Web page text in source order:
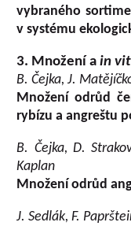
vybraného
v systému
3. Množení ain
B. Čejka, J.
Množení odrůd
rybízu a angreštu
B. Čejka, D.
Kaplan
Množení odrůd
J. Sedlák, F.